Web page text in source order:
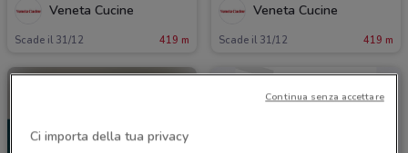
Veneta Cucine
Scade il 31/12 419 m
Veneta Cucine
Scade il 31/12 419 m
Ci importa della tua privacy
Continua senza accettare